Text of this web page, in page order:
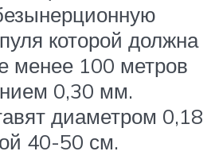
которой должна
менее 100 метров
0,30 мм.
диаметром 0,18
40-50 см.